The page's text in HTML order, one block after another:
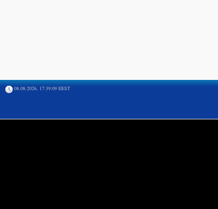
08.08.2026, 17:39:09 EEST